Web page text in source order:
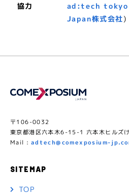
「アドテック東京
お知らせ 2025/
ー29名発表、総勢94
「アドテック東京
お知らせ 2025/07/
協力 ad:tech tokyo
Japan株式会社)
〒106-0032
東京都港区六本木6-15-1 六本木ヒルズ
Mail : adtech@comexposium-
SITEMAP
TOP